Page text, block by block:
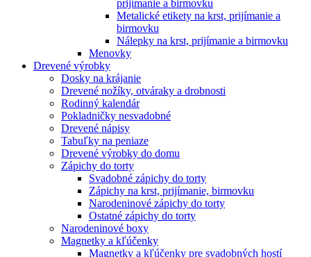
prijímanie a birmovku
Metalické etikety na krst, prijímanie a
birmovku
Nálepky na krst, prijímanie a birmovku
Menovky
Drevené výrobky
Dosky na krájanie
Drevené nožíky, otváraky a drobnosti
Rodinný kalendár
Pokladničky nesvadobné
Drevené nápisy
Tabuľky na peniaze
Drevené výrobky do domu
Zápichy do torty
Svadobné zápichy do torty
Zápichy na krst, prijímanie, birmovku
Narodeninové zápichy do torty
Ostatné zápichy do torty
Narodeninové boxy
Magnetky a kľúčenky
Magnetky a kľúčenky pre svadobných hostí